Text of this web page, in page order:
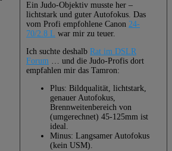
Ein Judo-Objektiv musste her –
lichtstark und guter Autofokus. Das
vom Profi empfohlene Canon 24-
70/2.8 L war mir zu teuer.
Ich suchte deshalb Rat im DSLR
Forum … und die Judo-Profis dort
empfahlen mir das Tamron:
Plus: Bildqualität, lichtstark,
genauer Autofokus,
Brennweitenbereich von
(umgerechnet) 45-125mm ist
ideal.
Minus: Langsamer Autofokus
(kein USM).